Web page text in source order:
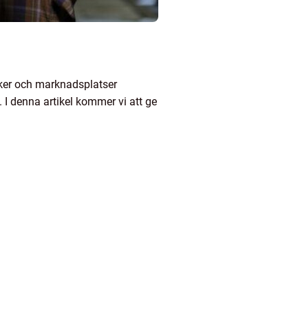
och marknadsplatser
denna artikel kommer vi att ge